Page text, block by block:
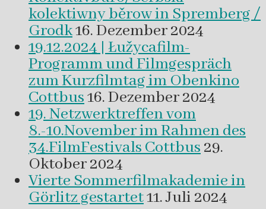
kolektiwny běrow in Spremberg /
Grodk16. Dezember 2024
19.12.2024 | Łužycafilm-
Programm und Filmgespräch
zum Kurzfilmtag im Obenkino
Cottbus16. Dezember 2024
19. Netzwerktreffen vom
8.-10.November im Rahmen des
34.FilmFestivals Cottbus29.
Oktober 2024
Vierte Sommerfilmakademie in
Görlitz gestartet11. Juli 2024